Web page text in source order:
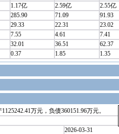
1.17亿 2.59亿
2.55亿
285.90 71.09
91.93
29.33 22.31
23.02
7.55 4.61
7.41
32.01 36.51
62.37
0.37 1.85 1.35
万元，负债360151.96万元。
2026-03-31